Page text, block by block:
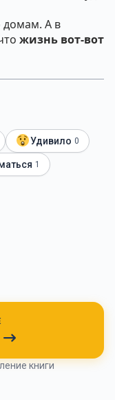
А в
жизнь вот-вот
Удивило 0
1
книги